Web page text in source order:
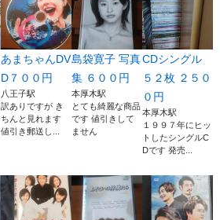
あまちゃんDV
D７００円
八王子駅
訳ありですが き
ちんと見れます
値引き郵送し...
島袋寛子 写真
集 ６００円
本厚木駅
とても綺麗な商品
です 値引きして
ません
CDシングル
５２枚 ２５０
０円
本厚木駅
１９９７年にヒッ
トしたシングルC
Dです 発売...